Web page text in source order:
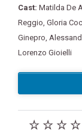
Cast: Matilda De
Reggio, Gloria
Ginepro,
Lorenzo Gioielli